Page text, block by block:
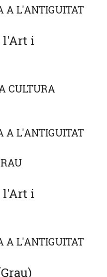
A L'ANTIGUITAT
l'Art i
CULTURA
A L'ANTIGUITAT
l'Art i
A L'ANTIGUITAT